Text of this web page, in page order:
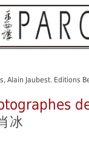
Alain Jaubest. Editions
冰